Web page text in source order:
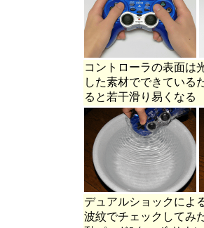
コントローラの表面は
した素材でできている
ると若干滑り易くなる
デュアルショックによ
波紋でチェックしてみ